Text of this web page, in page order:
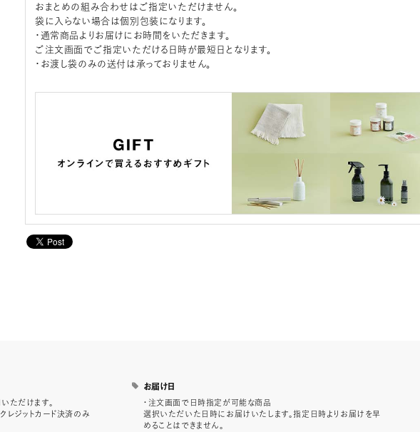
おまとめの組み合わせはご指定いただけません。
袋に入らない場合は個別包装になります。
・通常商品よりお届けにお時間をいただきます。
ご注文画面でご指定いただける日時が最短日となります。
・お渡し袋のみの送付は承っておりません。
ただけます。
レジットカード決済のみ
お届け日
・注文画面で日時指定が可能な商品
選択いただいた日時にお届けいたします。指定日時よりお届けを早
めることはできません。